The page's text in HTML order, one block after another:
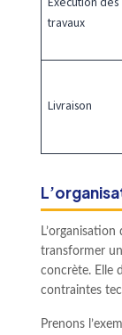
travaux
Livraison
transformer
concrète. Elle
contraintes
Prenons